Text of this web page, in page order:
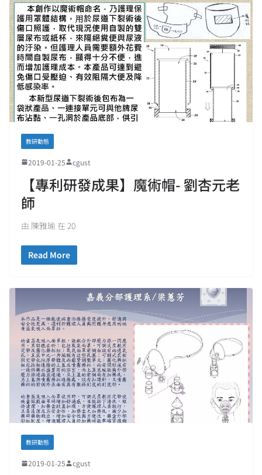
教研動態
2019-01-25 cgust
【專利研發成果】魔術帽- 劉杏元老
師
由 陳雅瑜 在 20
Read More
教研動態
2019-01-25 cgust